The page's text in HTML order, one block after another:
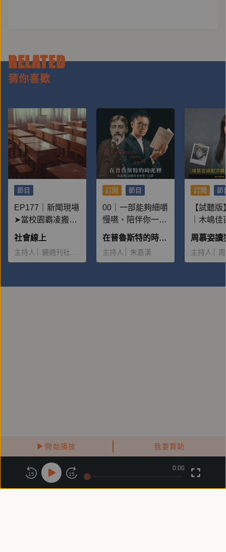
開始播放 我要贊助
RELATED
猜你喜歡
節目
EP177｜新聞現場
➤當校園霸凌搬上
檯面：為何一再重
演？
社會線上
主持人 鏡週刊社會組
訂閱 節目
00｜一部能夠細嚼
慢嚥、陪伴你一輩
子的書
在普魯斯特的時光裡——朱嘉漢《追憶似水年華》12講
主持人 朱嘉漢
訂閱 節
【試聽
｜木嶋
人案：為
麼多男性
她，並且
主持人
關於鏡好聽
商務合作 付費條款 會員條款
15 15
0:00